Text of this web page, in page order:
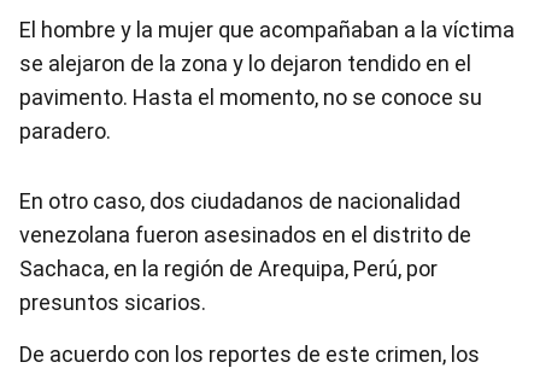
El hombre y la mujer que acompañaban a la víctima
se alejaron de la zona y lo dejaron tendido en el
pavimento. Hasta el momento, no se conoce su
paradero.
En otro caso, dos ciudadanos de nacionalidad
venezolana fueron asesinados en el distrito de
Sachaca, en la región de Arequipa, Perú, por
presuntos sicarios.
De acuerdo con los reportes de este crimen, los